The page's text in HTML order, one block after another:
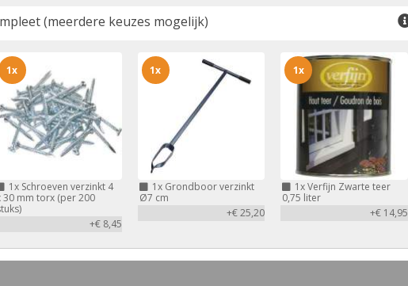
(meerdere keuzes mogelijk)
1xSchroeven verzinkt 4
30 mm torx (per 200
+€ 8,45
1x
1xGrondboor verzinkt
Ø7 cm
+€ 25,20
1x
1xVerfijn Zwarte teer
0,75 liter
+€ 14,95
1x